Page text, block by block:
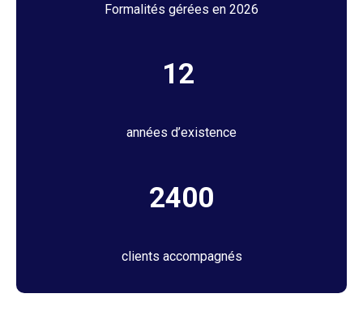
Formalités gérées en 2026
12
années d’existence
2400
clients accompagnés